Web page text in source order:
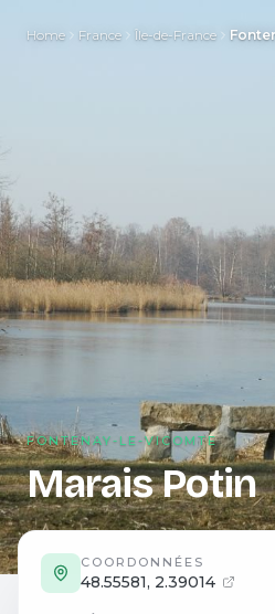
Home France Île-de-France
FONTENAY-LE-VICOMTE
Marais Potin
COORDONNÉES
48.55581, 2.39014